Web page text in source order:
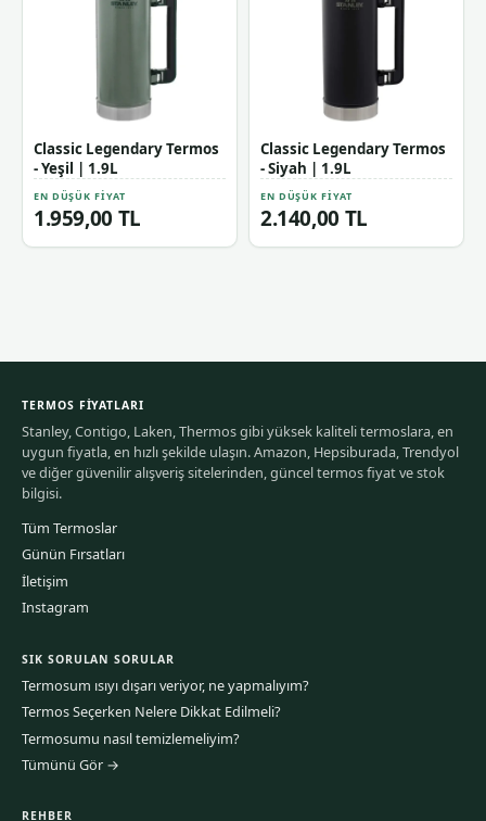
Classic Legendary Termos
- Yeşil | 1.9L
EN DÜŞÜK FIYAT
1.959,00 TL
Classic Legendary Termos
- Siyah | 1.9L
EN DÜŞÜK FIYAT
2.140,00 TL
TERMOS FIYATLARI
Stanley, Contigo, Laken, Thermos gibi yüksek kaliteli termoslara, en
uygun fiyatla, en hızlı şekilde ulaşın. Amazon, Hepsiburada, Trendyol
ve diğer güvenilir alışveriş sitelerinden, güncel termos fiyat ve stok
bilgisi.
Tüm Termoslar
Günün Fırsatları
İletişim
Instagram
SIK SORULAN SORULAR
Termosum ısıyı dışarı veriyor, ne yapmalıyım?
Termos Seçerken Nelere Dikkat Edilmeli?
Termosumu nasıl temizlemeliyim?
Tümünü Gör →
REHBER